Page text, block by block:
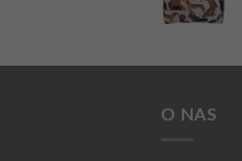
O NAS